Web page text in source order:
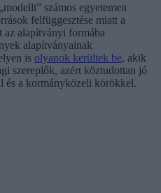
számos egyetemen
felfüggesztése miatt a
az alapítványi formába
alapítványainak
is olyanok kerültek be, akik
szereplők, azért köztudottan jó
és a kormányközeli körökkel.